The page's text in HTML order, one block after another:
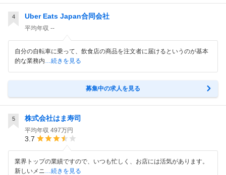
4 Uber Eats Japan合同会社
平均年収 --
自分の自転車に乗って、飲食店の商品を注文者に届けるというのが基本
的な業務内…続きを見る
募集中の求人を見る
5 株式会社はま寿司
平均年収 497万円
3.7
業界トップの業績ですので、いつも忙しく、お店には活気があります。
新しいメニ…続きを見る